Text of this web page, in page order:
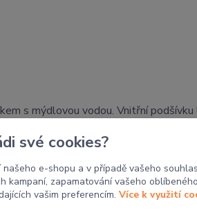
s mýdlovou vodou. Vnitřní podšívku
své cookies?
e-shopu a v případě vašeho
zapamatování vašeho
vašim preferencím. Více k využití